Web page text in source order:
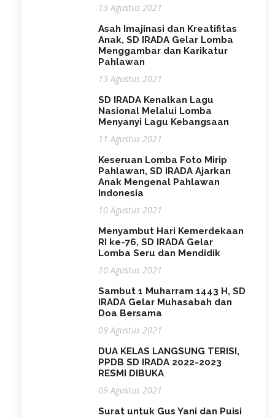
13 Agustus 2021
Asah Imajinasi dan Kreatifitas
Anak, SD IRADA Gelar Lomba
Menggambar dan Karikatur
Pahlawan
13 Agustus 2021
SD IRADA Kenalkan Lagu
Nasional Melalui Lomba
Menyanyi Lagu Kebangsaan
11 Agustus 2021
Keseruan Lomba Foto Mirip
Pahlawan, SD IRADA Ajarkan
Anak Mengenal Pahlawan
Indonesia
10 Agustus 2021
Menyambut Hari Kemerdekaan
RI ke-76, SD IRADA Gelar
Lomba Seru dan Mendidik
10 Agustus 2021
Sambut 1 Muharram 1443 H, SD
IRADA Gelar Muhasabah dan
Doa Bersama
09 Agustus 2021
DUA KELAS LANGSUNG TERISI,
PPDB SD IRADA 2022-2023
RESMI DIBUKA
09 Agustus 2021
Surat untuk Gus Yani dan Puisi